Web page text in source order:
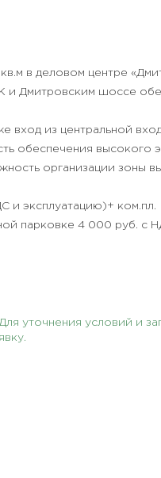
в деловом центре
Дмитровским шоссе
вход из центральной
обеспечения высокого
организации зоны
и эксплуатацию)+ ком.пл.
парковке 4 000 руб. с
уточнения условий и